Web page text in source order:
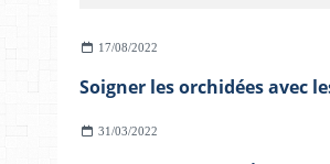
17/08/2022
31/03/2022